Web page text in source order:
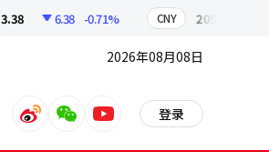
6.38 -0.71% CNY 209.17
2026年08月08日
weiboweixinyoutube 登录